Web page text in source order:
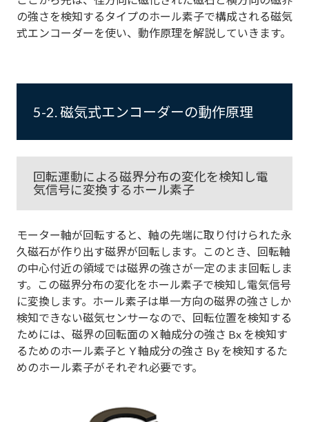
の強さを検知するタイプのホール素子で構成される磁気
式エンコーダーを使い、動作原理を解説していきます。
5-2. 磁気式エンコーダーの動作原理
回転運動による磁界分布の変化を検知し電
気信号に変換するホール素子
モーター軸が回転すると、軸の先端に取り付けられた永
久磁石が作り出す磁界が回転します。このとき、回転軸
の中心付近の領域では磁界の強さが一定のまま回転しま
す。この磁界分布の変化をホール素子で検知し電気信号
に変換します。ホール素子は単一方向の磁界の強さしか
検知できない磁気センサーなので、回転位置を検知する
ためには、磁界の回転面の X 軸成分の強さ Bx を検知す
るためのホール素子と Y 軸成分の強さ By を検知するた
めのホール素子がそれぞれ必要です。